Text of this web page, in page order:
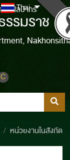
รมราช
รมศิลปากร
Thai
C
หน่วยงานในสังกัด